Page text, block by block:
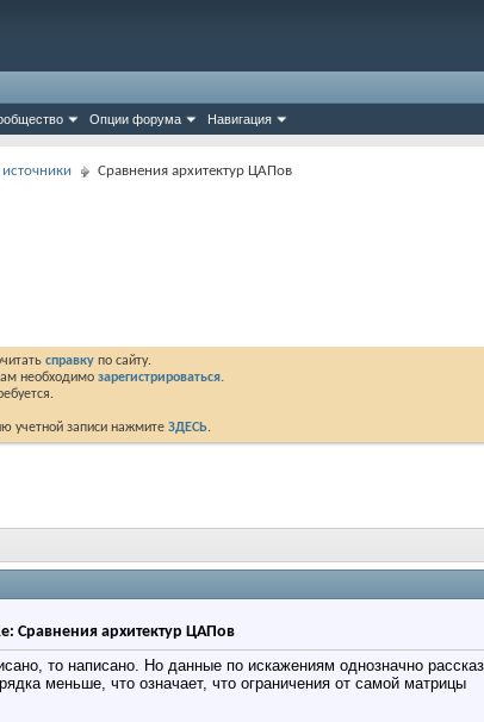
Опции форума Навигация
Сравнения архитектур ЦАПов
справку по сайту.
необходимо зарегистрироваться.
учетной записи нажмите ЗДЕСЬ.
Сравнения архитектур ЦАПов
то написано. Но данные по искажениям однозначно
меньше, что означает, что ограничения от самой матрицы